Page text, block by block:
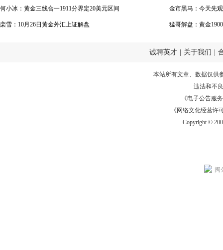
何小冰：黄金三线合一1911分界定20美元区间
栾雪：10月26日黄金外汇上证解盘
金市黑马：今天先
猛哥解盘：黄金
诚聘英才 关于我们
本站所有文章、数据仅供
违法和不
《电子公告服务
《网络文化经营许
Copyright ©
闽